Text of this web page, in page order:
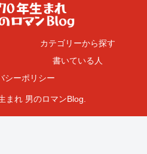
カテゴリーから探す
書いている人
シーポリシー
まれ 男のロマンBlog.